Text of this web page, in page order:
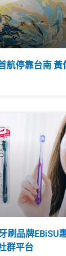
航停靠台南 黃
刷品牌EBiSU
群平台